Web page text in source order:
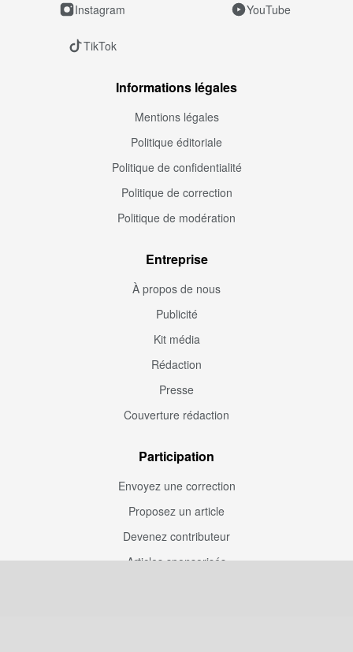
Instagram YouTube
TikTok
Informations légales
Mentions légales
Politique éditoriale
Politique de confidentialité
Politique de correction
Politique de modération
Entreprise
À propos de nous
Publicité
Kit média
Rédaction
Presse
Couverture rédaction
Participation
Envoyez une correction
Proposez un article
Devenez contributeur
Articles sponsorisés